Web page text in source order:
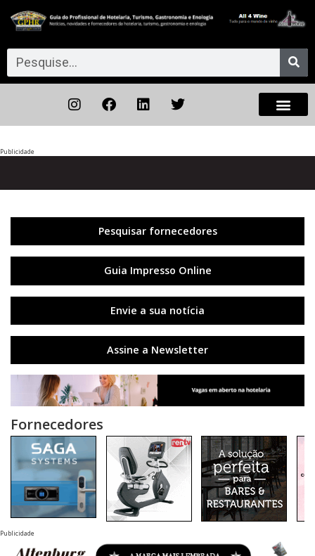
Publicidade
Pesquisar fornecedores
Guia Impresso Online
Envie a sua notícia
Assine a Newsletter
Fornecedores
Publicidade